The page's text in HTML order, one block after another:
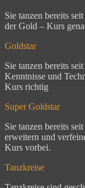
Sie tanzen bereits
der Gold – Kurs
Goldstar
Sie tanzen bereits
Kenntnisse und
Kurs richtig
Super Goldstar
Sie tanzen bereits
erweitern und
Kurs vorbei.
Tanzkreise